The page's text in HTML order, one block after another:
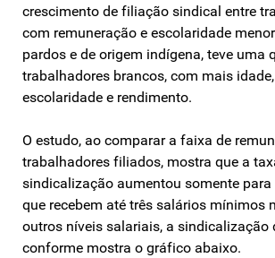
crescimento de filiação sindical entre
com remuneração e escolaridade
pardos e de origem indígena, teve uma
trabalhadores brancos, com mais
escolaridade e rendimento.
O estudo, ao comparar a faixa de
trabalhadores filiados, mostra que a
sindicalização aumentou somente
que recebem até três salários mínimos
outros níveis salariais, a sindicalização
conforme mostra o gráfico abaixo.